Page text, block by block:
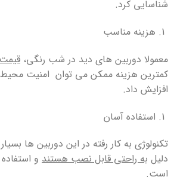
شناسایی کرد.
هزینه مناسب
معمولا دوربین های دید در شب رنگی، قیمت
کمترین هزینه ممکن می توان امنیت محیط
افزایش داد.
استفاده آسان
تکنولوژی به کار رفته در این دوربین ها
دلیل به راحتی قابل نصب هستند و
است.